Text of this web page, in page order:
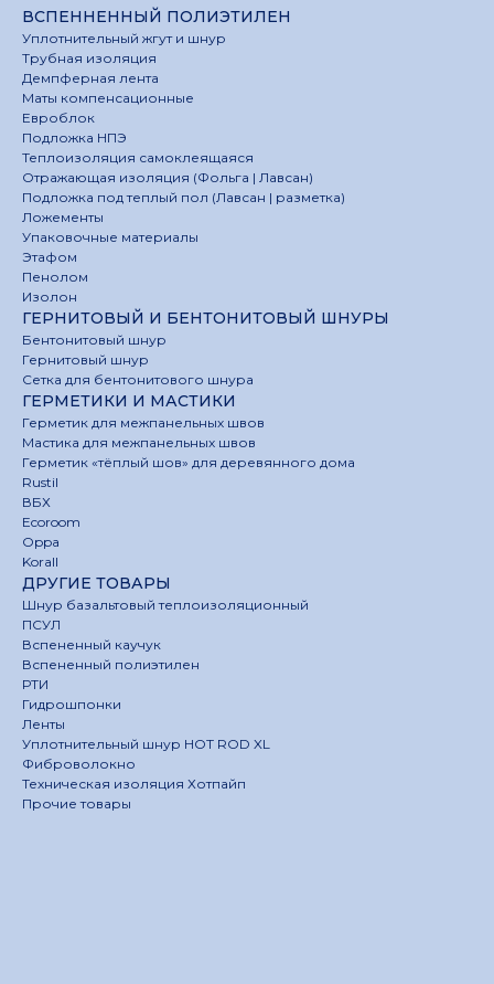
ВСПЕННЕННЫЙ ПОЛИЭТИЛЕН
Уплотнительный жгут и шнур
Трубная изоляция
Демпферная лента
Маты компенсационные
Евроблок
Подложка НПЭ
Теплоизоляция самоклеящаяся
Отражающая изоляция (Фольга | Лавсан)
Подложка под теплый пол (Лавсан | разметка)
Ложементы
Упаковочные материалы
Этафом
Пенолом
Изолон
ГЕРНИТОВЫЙ И БЕНТОНИТОВЫЙ ШНУРЫ
Бентонитовый шнур
Гернитовый шнур
Сетка для бентонитового шнура
ГЕРМЕТИКИ И МАСТИКИ
Герметик для межпанельных швов
Мастика для межпанельных швов
Герметик «тёплый шов» для деревянного дома
Rustil
ВБХ
Ecoroom
Oppa
Korall
ДРУГИЕ ТОВАРЫ
Шнур базальтовый теплоизоляционный
ПСУЛ
Вспененный каучук
Вспененный полиэтилен
РТИ
Гидрошпонки
Ленты
Уплотнительный шнур HOT ROD XL
Фиброволокно
Техническая изоляция Хотпайп
Прочие товары